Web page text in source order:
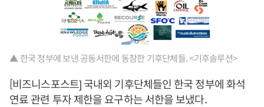
▲ 한국 정부에 보낸 공동서한에 동참한 기후단체들. <기후솔루션>
[비즈니스포스트] 국내외 기후단체들인 한국 정부에 화석
연료 관련 투자 제한을 요구하는 서한을 보냈다.